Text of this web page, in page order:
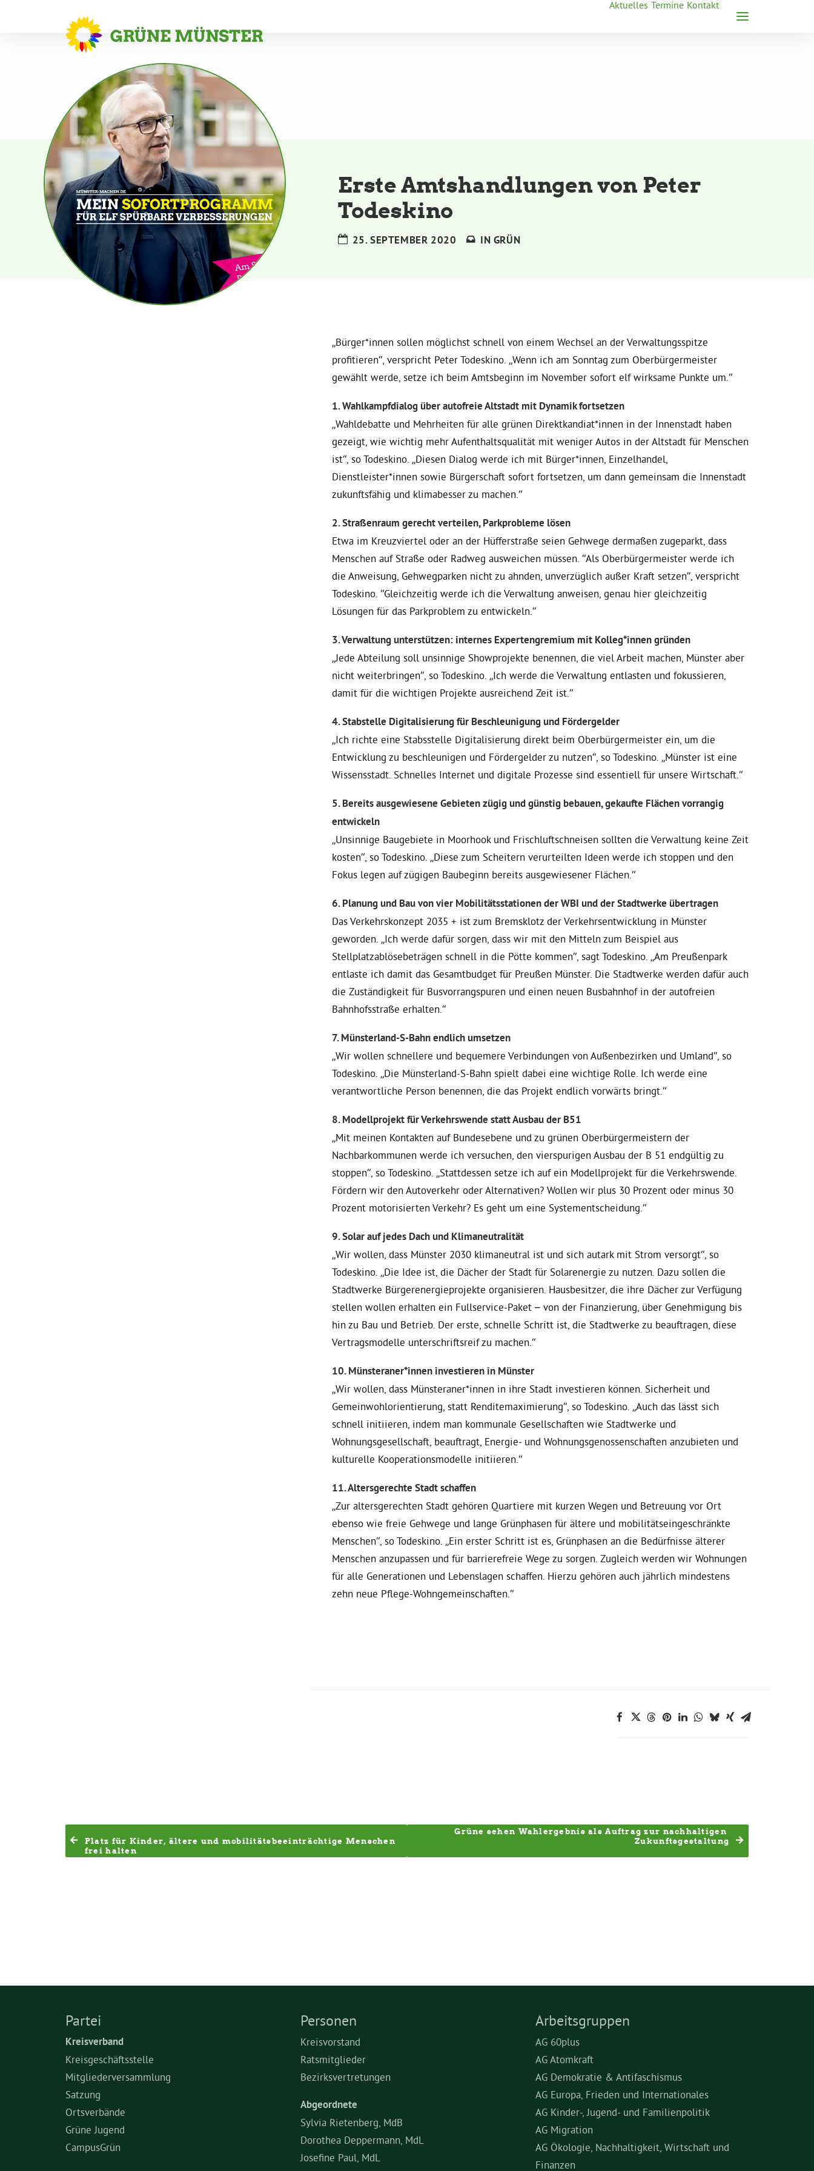
Aktuelles Termine Kontakt
Erste Amtshandlungen von Peter
Todeskino
25. SEPTEMBER 2020 IN GRÜN
„Bürger*innen sollen möglichst schnell von einem Wechsel an der Verwaltungsspitze
profitieren“, verspricht Peter Todeskino. „Wenn ich am Sonntag zum Oberbürgermeister
gewählt werde, setze ich beim Amtsbeginn im November sofort elf wirksame Punkte um.“
1. Wahlkampfdialog über autofreie Altstadt mit Dynamik fortsetzen
„Wahldebatte und Mehrheiten für alle grünen Direktkandiat*innen in der Innenstadt haben
gezeigt, wie wichtig mehr Aufenthaltsqualität mit weniger Autos in der Altstadt für Menschen
ist“, so Todeskino. „Diesen Dialog werde ich mit Bürger*innen, Einzelhandel,
Dienstleister*innen sowie Bürgerschaft sofort fortsetzen, um dann gemeinsam die Innenstadt
zukunftsfähig und klimabesser zu machen.“
2. Straßenraum gerecht verteilen, Parkprobleme lösen
Etwa im Kreuzviertel oder an der Hüfferstraße seien Gehwege dermaßen zugeparkt, dass
Menschen auf Straße oder Radweg ausweichen müssen. “Als Oberbürgermeister werde ich
die Anweisung, Gehwegparken nicht zu ahnden, unverzüglich außer Kraft setzen”, verspricht
Todeskino. “Gleichzeitig werde ich die Verwaltung anweisen, genau hier gleichzeitig
Lösungen für das Parkproblem zu entwickeln.”
3. Verwaltung unterstützen: internes Expertengremium mit Kolleg*innen gründen
„Jede Abteilung soll unsinnige Showprojekte benennen, die viel Arbeit machen, Münster aber
nicht weiterbringen“, so Todeskino. „Ich werde die Verwaltung entlasten und fokussieren,
damit für die wichtigen Projekte ausreichend Zeit ist.“
4. Stabstelle Digitalisierung für Beschleunigung und Fördergelder
„Ich richte eine Stabsstelle Digitalisierung direkt beim Oberbürgermeister ein, um die
Entwicklung zu beschleunigen und Fördergelder zu nutzen“, so Todeskino. „Münster ist eine
Wissensstadt. Schnelles Internet und digitale Prozesse sind essentiell für unsere Wirtschaft.“
5. Bereits ausgewiesene Gebieten zügig und günstig bebauen, gekaufte Flächen vorrangig
entwickeln
„Unsinnige Baugebiete in Moorhook und Frischluftschneisen sollten die Verwaltung keine Zeit
kosten“, so Todeskino. „Diese zum Scheitern verurteilten Ideen werde ich stoppen und den
Fokus legen auf zügigen Baubeginn bereits ausgewiesener Flächen.“
6. Planung und Bau von vier Mobilitätsstationen der WBI und der Stadtwerke übertragen
Das Verkehrskonzept 2035 + ist zum Bremsklotz der Verkehrsentwicklung in Münster
geworden. „Ich werde dafür sorgen, dass wir mit den Mitteln zum Beispiel aus
Stellplatzablösebeträgen schnell in die Pötte kommen“, sagt Todeskino. „Am Preußenpark
entlaste ich damit das Gesamtbudget für Preußen Münster. Die Stadtwerke werden dafür auch
die Zuständigkeit für Busvorrangspuren und einen neuen Busbahnhof in der autofreien
Bahnhofsstraße erhalten.“
7. Münsterland-S-Bahn endlich umsetzen
„Wir wollen schnellere und bequemere Verbindungen von Außenbezirken und Umland“, so
Todeskino. „Die Münsterland-S-Bahn spielt dabei eine wichtige Rolle. Ich werde eine
verantwortliche Person benennen, die das Projekt endlich vorwärts bringt.“
8. Modellprojekt für Verkehrswende statt Ausbau der B51
„Mit meinen Kontakten auf Bundesebene und zu grünen Oberbürgermeistern der
Nachbarkommunen werde ich versuchen, den vierspurigen Ausbau der B 51 endgültig zu
stoppen“, so Todeskino. „Stattdessen setze ich auf ein Modellprojekt für die Verkehrswende.
Fördern wir den Autoverkehr oder Alternativen? Wollen wir plus 30 Prozent oder minus 30
Prozent motorisierten Verkehr? Es geht um eine Systementscheidung.“
9. Solar auf jedes Dach und Klimaneutralität
„Wir wollen, dass Münster 2030 klimaneutral ist und sich autark mit Strom versorgt“, so
Todeskino. „Die Idee ist, die Dächer der Stadt für Solarenergie zu nutzen. Dazu sollen die
Stadtwerke Bürgerenergieprojekte organisieren. Hausbesitzer, die ihre Dächer zur Verfügung
stellen wollen erhalten ein Fullservice-Paket – von der Finanzierung, über Genehmigung bis
hin zu Bau und Betrieb. Der erste, schnelle Schritt ist, die Stadtwerke zu beauftragen, diese
Vertragsmodelle unterschriftsreif zu machen.“
10. Münsteraner*innen investieren in Münster
„Wir wollen, dass Münsteraner*innen in ihre Stadt investieren können. Sicherheit und
Gemeinwohlorientierung, statt Renditemaximierung“, so Todeskino. „Auch das lässt sich
schnell initiieren, indem man kommunale Gesellschaften wie Stadtwerke und
Wohnungsgesellschaft, beauftragt, Energie- und Wohnungsgenossenschaften anzubieten und
kulturelle Kooperationsmodelle initiieren.“
11. Altersgerechte Stadt schaffen
„Zur altersgerechten Stadt gehören Quartiere mit kurzen Wegen und Betreuung vor Ort
ebenso wie freie Gehwege und lange Grünphasen für ältere und mobilitäts­eingeschränkte
Menschen“, so Todeskino. „Ein erster Schritt ist es, Grünphasen an die Bedürfnisse älterer
Menschen anzupassen und für barrierefreie Wege zu sorgen. Zugleich werden wir Wohnungen
für alle Generationen und Lebenslagen schaffen. Hierzu gehören auch jährlich mindestens
zehn neue Pflege-Wohngemeinschaften.“
Platz für Kinder, ältere und mobilitätsbeeinträchtige Menschen
frei halten
Grüne sehen Wahlergebnis als Auftrag zur nachhaltigen
Zukunftsgestaltung
Partei
Kreisverband
Kreisgeschäftsstelle
Mitgliederversammlung
Satzung
Ortsverbände
Grüne Jugend
CampusGrün
Personen
Kreisvorstand
Ratsmitglieder
Bezirksvertretungen
Abgeordnete
Sylvia Rietenberg, MdB
Dorothea Deppermann, MdL
Josefine Paul, MdL
Arbeitsgruppen
AG 60plus
AG Atomkraft
AG Demokratie & Antifaschismus
AG Europa, Frieden und Internationales
AG Kinder-, Jugend- und Familienpolitik
AG Migration
AG Ökologie, Nachhaltigkeit, Wirtschaft und
Finanzen